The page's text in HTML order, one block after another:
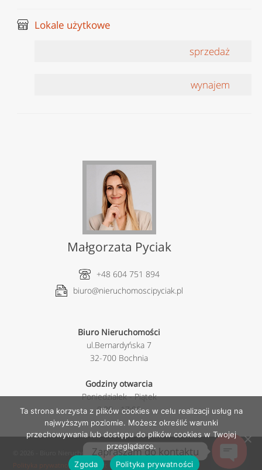
Lokale użytkowe
sprzedaż
wynajem
Małgorzata Pyciak
+48 604 751 894
biuro@nieruchomoscipyciak.pl
Biuro Nieruchomości
ul.Bernardyńska 7
32-700 Bochnia
Godziny otwarcia
Poniedziałek - Piątek
9:00 - 17:00
© 2026 - Biuro Nieruchomości Pyciak. All rights reserved.
Polityka prywatności|Kontakt
Ta strona korzysta z plików cookies w celu realizacji usług na
najwyższym poziomie. Możesz określić warunki
przechowywania lub dostępu do plików cookies w Twojej
przeglądarce.
Zgoda
Polityka prywatności
Zapraszam do kontaktu